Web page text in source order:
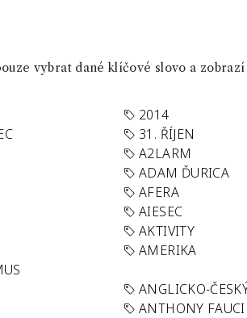
vybrat dané klíčové slovo a zobrazí
2014
31. ŘÍJEN
A2LARM
ADAM ĎURICA
AFERA
AIESEC
AKTIVITY
AMERIKA
ANGLICKO-
ANTHONY FAUCI